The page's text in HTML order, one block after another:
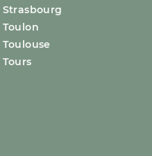
Strasbourg
Toulon
Toulouse
Tours